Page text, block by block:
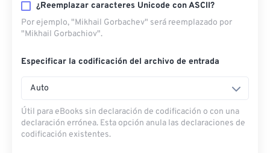
¿Reemplazar caracteres Unicode con ASCII?
Por ejemplo, "Mikhail Gorbachev" será reemplazado por
"Mikhail Gorbachiov".
Especificar la codificación del archivo de entrada
Auto
Útil para eBooks sin declaración de codificación o con una
declaración errónea. Esta opción anula las declaraciones de
codificación existentes.